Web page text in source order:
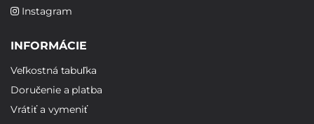
Instagram
INFORMÁCIE
Veľkostná tabuľka
Doručenie a platba
Vrátiť a vymeniť